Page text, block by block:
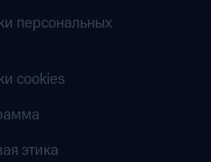
персональных
cookies
этика